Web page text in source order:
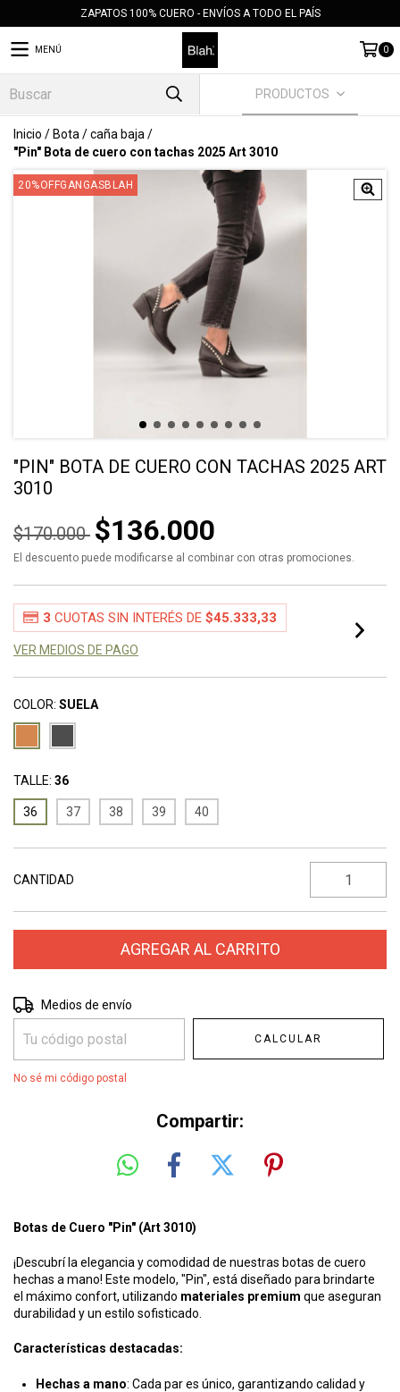
ZAPATOS 100% CUERO - ENVÍOS A TODO EL PAÍS
MENÚ 0
PRODUCTOS
Inicio / Bota /caña baja /
"Pin" Bota de cuero con tachas 2025 Art 3010
20%OFFGANGASBLAH
"PIN" BOTA DE CUERO CON TACHAS 2025 ART
3010
$170.000 $136.000
El descuento puede modificarse al combinar con otras promociones.
3 CUOTAS SIN INTERÉS DE $45.333,33
VER MEDIOS DE PAGO
COLOR: SUELA
TALLE: 36
36 37 38 39 40
CANTIDAD
Entregas para el CP:
Medios de envío
CALCULAR
No sé mi código postal
Compartir:
Botas de Cuero "Pin" (Art 3010)
¡Descubrí la elegancia y comodidad de nuestras botas de cuero
hechas a mano! Este modelo, "Pin", está diseñado para brindarte
el máximo confort, utilizando materiales premium que aseguran
durabilidad y un estilo sofisticado.
Características destacadas:
Hechas a mano: Cada par es único, garantizando calidad y